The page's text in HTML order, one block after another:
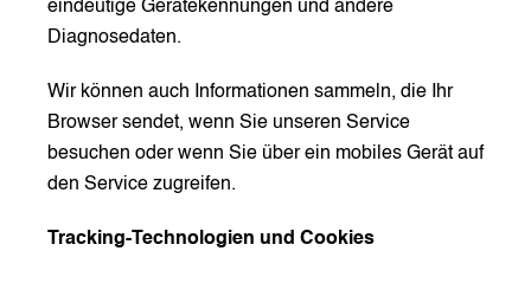
eindeutige Gerätekennungen und andere
Diagnosedaten.
Wir können auch Informationen sammeln, die Ihr
Browser sendet, wenn Sie unseren Service
besuchen oder wenn Sie über ein mobiles Gerät auf
den Service zugreifen.
Tracking-Technologien und Cookies